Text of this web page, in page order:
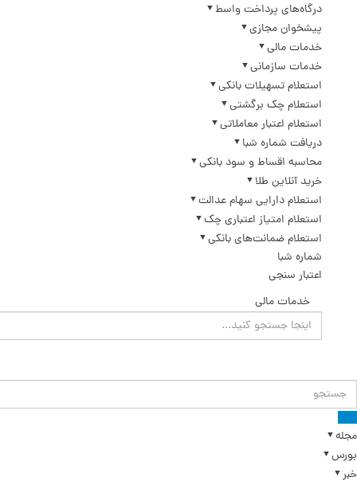
درگاه‌های پرداخت واسط
پیشخوان مجازی
خدمات مالی
خدمات سازمانی
استعلام تسهیلات بانکی
استعلام چک برگشتی
استعلام اعتبار معاملاتی
دریافت شماره شبا
محاسبه اقساط و سود بانکی
خرید آنلاین طلا
استعلام دارایی سهام عدالت
استعلام امتیاز اعتباری چک
استعلام ضمانت‌های بانکی
شماره شبا
اعتبار سنجی
خدمات مالی
مجله
بورس
خبر